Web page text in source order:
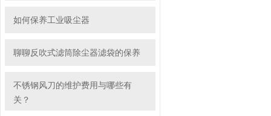
如何保养工业吸尘器
聊聊反吹式滤筒除尘器滤袋的保养
不锈钢风刀的维护费用与哪些有
关？